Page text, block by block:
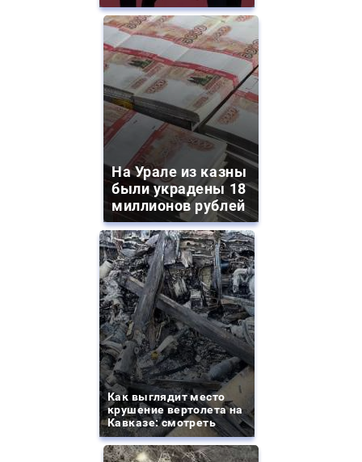
На Урале из казны
были украдены 18
миллионов рублей
Как выглядит место
крушение вертолета на
Кавказе: смотреть